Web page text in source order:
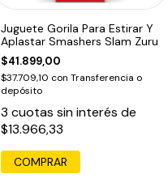
Juguete Gorila Para Estirar Y
Aplastar Smashers Slam Zuru
$41.899,00
$37.709,10 con Transferencia o
depósito
3 cuotas sin interés de
$13.966,33